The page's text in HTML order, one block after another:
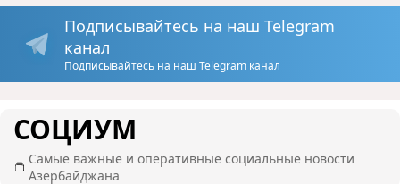
Подписывайтесь на наш Telegram
канал
Подписывайтесь на наш Telegram канал
СОЦИУМ
Самые важные и оперативные социальные новости
Азербайджана